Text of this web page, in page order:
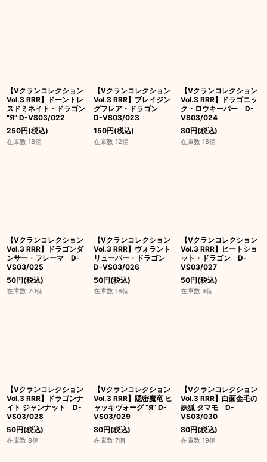
【Vクランコレクション
Vol.3 RRR】ドーントレ
スドミネイト・ドラゴン
“Я” D-VS03/022
250円(税込)
在庫数 18個
【Vクランコレクション
Vol.3 RRR】ブレイジン
グフレア・ドラゴン
D-VS03/023
150円(税込)
在庫数 12個
【Vクランコレクション
Vol.3 RRR】ドラゴニッ
ク・ロウキーパー D-
VS03/024
80円(税込)
在庫数 18個
【Vクランコレクション
Vol.3 RRR】ドラゴンダ
ンサー・フレーマ D-
VS03/025
50円(税込)
在庫数 20個
【Vクランコレクション
Vol.3 RRR】ヴォラント
リューバー・ドラゴン
D-VS03/026
50円(税込)
在庫数 18個
【Vクランコレクション
Vol.3 RRR】ヒートショ
ット・ドラゴン D-
VS03/027
50円(税込)
在庫数 4個
【Vクランコレクション
Vol.3 RRR】ドラゴンナ
イト ジャンナット D-
VS03/028
50円(税込)
在庫数 8個
【Vクランコレクション
Vol.3 RRR】隠密魔竜 ヒ
ャッキヴォーグ “Я” D-
VS03/029
80円(税込)
在庫数 7個
【Vクランコレクション
Vol.3 RRR】白面金毛の
妖狐 タマモ D-
VS03/030
80円(税込)
在庫数 19個